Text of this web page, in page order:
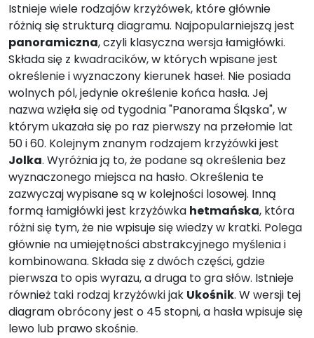
Istnieje wiele rodzajów krzyżówek, które głównie
różnią się strukturą diagramu. Najpopularniejszą jest
panoramiczna, czyli klasyczna wersja łamigłówki.
Składa się z kwadracików, w których wpisane jest
określenie i wyznaczony kierunek haseł. Nie posiada
wolnych pól, jedynie określenie końca hasła. Jej
nazwa wzięła się od tygodnia "Panorama Śląska", w
którym ukazała się po raz pierwszy na przełomie lat
50 i 60. Kolejnym znanym rodzajem krzyżówki jest
Jolka. Wyróżnia ją to, że podane są określenia bez
wyznaczonego miejsca na hasło. Określenia te
zazwyczaj wypisane są w kolejności losowej. Inną
formą łamigłówki jest krzyżówka hetmańska, która
różni się tym, że nie wpisuje się wiedzy w kratki. Polega
głównie na umiejętności abstrakcyjnego myślenia i
kombinowana. Składa się z dwóch części, gdzie
pierwsza to opis wyrazu, a druga to gra słów. Istnieje
również taki rodzaj krzyżówki jak Ukośnik. W wersji tej
diagram obrócony jest o 45 stopni, a hasła wpisuje się
lewo lub prawo skośnie.